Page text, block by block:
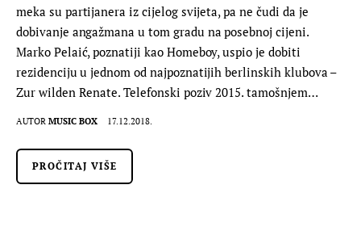
meka su partijanera iz cijelog svijeta, pa ne čudi da je
dobivanje angažmana u tom gradu na posebnoj cijeni.
Marko Pelaić, poznatiji kao Homeboy, uspio je dobiti
rezidenciju u jednom od najpoznatijih berlinskih klubova –
Zur wilden Renate. Telefonski poziv 2015. tamošnjem…
AUTOR MUSIC BOX 17.12.2018.
PROČITAJ VIŠE